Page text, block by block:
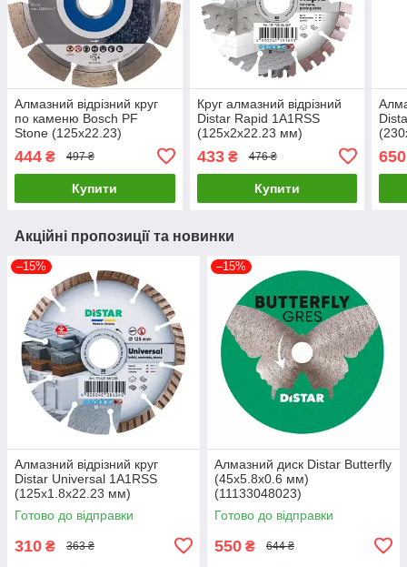
Алмазний відрізний круг
по каменю Bosch PF
Stone (125х22.23)
444 ₴ 497 ₴
Купити
Круг алмазний відрізний
Distar Rapid 1A1RSS
(125x2х22.23 мм)
433₴ 476 ₴
Купити
650
Акційні пропозиції та новинки
–15%
Алмазний відрізний круг
Distar Universal 1A1RSS
(125x1.8х22.23 мм)
(11143158038)
Готово до відправки
310 ₴ 363 ₴
–15%
Алмазний диск Distar Butterfly
(45х5.8х0.6 мм)
(11133048023)
Готово до відправки
550 ₴ 644 ₴